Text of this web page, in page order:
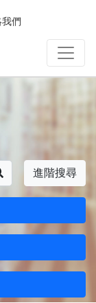
們
進階搜尋